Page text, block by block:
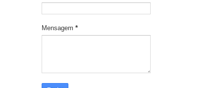
Mensagem *